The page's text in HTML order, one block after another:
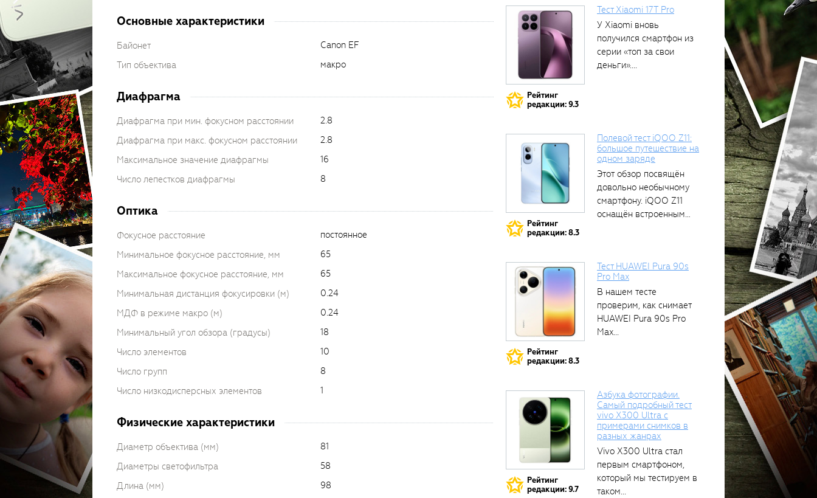
Основные характеристики
Байонет
Canon EF
Тип объектива
макро
Диафрагма
Диафрагма при мин. фокусном расстоянии
2.8
Диафрагма при макс. фокусном расстоянии
2.8
Максимальное значение диафрагмы
16
Число лепестков диафрагмы
8
Оптика
Фокусное расстояние
постоянное
Минимальное фокусное расстояние, мм
65
Максимальное фокусное расстояние, мм
65
Минимальная дистанция фокусировки (м)
0.24
МДФ в режиме макро (м)
0.24
Минимальный угол обзора (градусы)
18
Число элементов
10
Число групп
8
Число низкодисперсных элементов
1
Физические характеристики
Диаметр объектива (мм)
81
Диаметры светофильтра
58
Длина (мм)
98
Рейтинг
редакции: 9.3
Тест Xiaomi 17T Pro
У Xiaomi вновь
получился смартфон из
серии «топ за свои
деньги»....
Рейтинг
редакции: 8.3
Полевой тест iQOO Z11:
большое путешествие на
одном заряде
Этот обзор посвящён
довольно необычному
смартфону. iQOO Z11
оснащён встроенным
Рейтинг
редакции: 8.3
Тест HUAWEI Pura 90s
Pro Max
В нашем тесте
проверим, как снимает
HUAWEI Pura 90s Pro
Max...
Рейтинг
редакции: 9.7
Азбука фотографии.
Самый подробный тест
vivo X300 Ultra с
примерами снимков в
разных жанрах
Vivo X300 Ultra стал
первым смартфоном,
который мы тестируем в
таком...